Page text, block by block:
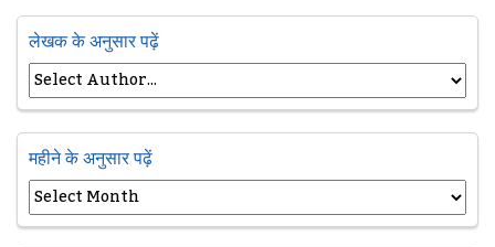
लेखक के अनुसार पढ़ें
महीने के अनुसार पढ़ें